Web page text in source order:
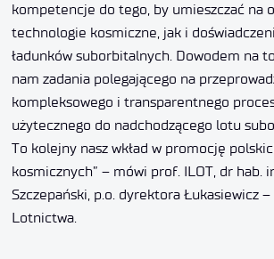
kompetencje do tego, by umieszczać na
technologie kosmiczne, jak i
ładunków suborbitalnych. Dowodem na
nam zadania polegającego na
kompleksowego i transparentnego
użytecznego do nadchodzącego lotu
To kolejny nasz wkład w promocję
kosmicznych” – mówi prof. ILOT, dr hab.
Szczepański, p.o. dyrektora Łukasiewicz
Lotnictwa.